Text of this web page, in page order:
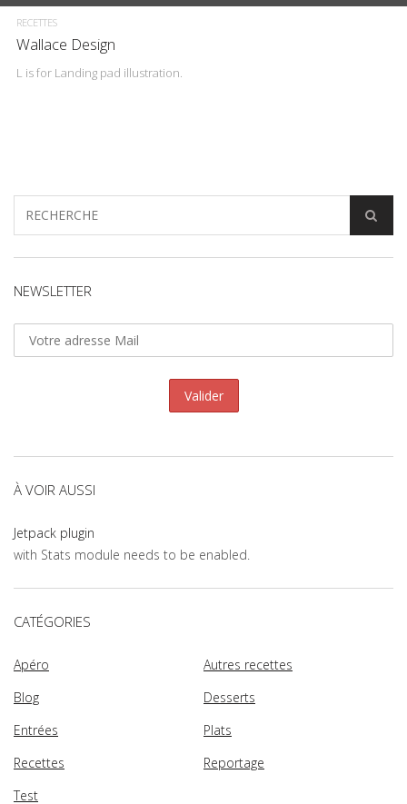
RECETTES
Wallace Design
L is for Landing pad illustration.
NEWSLETTER
À VOIR AUSSI
Jetpack plugin
with Stats module needs to be enabled.
CATÉGORIES
Apéro
Autres recettes
Blog
Desserts
Entrées
Plats
Recettes
Reportage
Test